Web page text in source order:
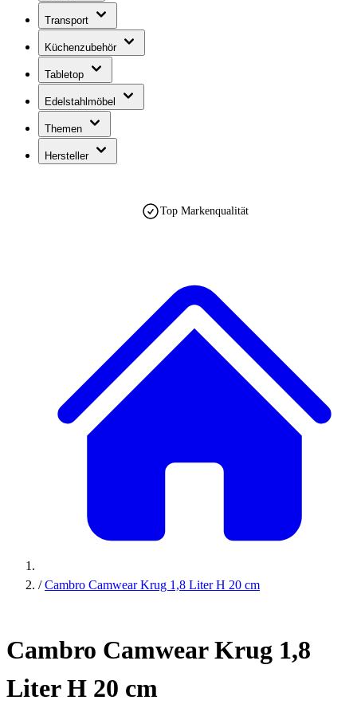
Transport
Küchenzubehör
Tabletop
Edelstahlmöbel
Themen
Hersteller
Top Markenqualität
/ Cambro Camwear Krug 1,8 Liter H 20 cm
Cambro Camwear Krug 1,8
Liter H 20 cm